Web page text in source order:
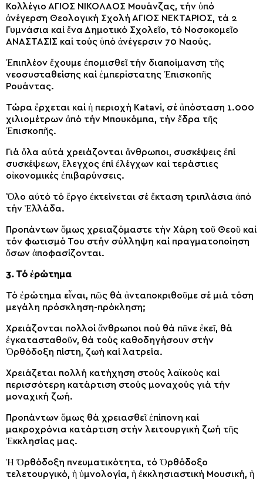
Κολλέγιο ΑΓΙΟΣ ΝΙΚΟΛΑΟΣ Μουάνζας, τήν ὑπό
ἀνέγερση Θεολογική Σχολή ΑΓΙΟΣ ΝΕΚΤΑΡΙΟΣ, τά 2
Γυμνάσια καί ἕνα Δημοτικό Σχολεῖο, τό Νοσοκομεῖο
ΑΝΑΣΤΑΣΙΣ καί τούς ὑπό ἀνέγερσιν 70 Ναούς.
Ἐπιπλέον ἔχουμε ἐπομισθεῖ τήν διαποίμανση τῆς
νεοσυσταθείσης καί ἐμπερίστατης Ἐπισκοπῆς
Ρουάντας.
Τώρα ἔρχεται καί ἡ περιοχή Katavi, σέ ἀπόσταση 1.000
χιλιομέτρων ἀπό τήν Μπουκόμπα, τήν ἔδρα τῆς
Ἐπισκοπῆς.
Γιά ὅλα αὐτά χρειάζονται ἄνθρωποι, συσκέψεις ἐπί
συσκέψεων, ἔλεγχος ἐπί ἐλέγχων καί τεράστιες
οἰκονομικές ἐπιβαρύνσεις.
Ὅλο αὐτό τό ἔργο ἐκτείνεται σέ ἔκταση τριπλάσια ἀπό
τήν Ἑλλάδα.
Προπάντων ὅμως χρειαζόμαστε τήν Χάρη τοῦ Θεοῦ καί
τόν φωτισμό Του στήν σύλληψη καί πραγματοποίηση
ὅσων ἀποφασίζονται.
3. Τό ἐρώτημα
Τό ἐρώτημα εἶναι, πῶς θά ἀνταποκριθοῦμε σέ μιά τόση
μεγάλη πρόσκληση-πρόκληση;
Χρειάζονται πολλοί ἄνθρωποι πού θά πᾶνε ἐκεῖ, θά
ἐγκατασταθοῦν, θά τούς καθοδηγήσουν στήν
Ὀρθόδοξη πίστη, ζωή καί λατρεία.
Χρειάζεται πολλή κατήχηση στούς λαϊκούς καί
περισσότερη κατάρτιση στούς μοναχούς γιά τήν
μοναχική ζωή.
Προπάντων ὅμως θά χρειασθεῖ ἐπίπονη καί
μακροχρόνια κατάρτιση στήν λειτουργική ζωή τῆς
Ἐκκλησίας μας.
Ἡ Ὀρθόδοξη πνευματικότητα, τό Ὀρθόδοξο
τελετουργικό, ἡ ὑμνολογία, ἡ ἐκκλησιαστική Μουσική, ἡ